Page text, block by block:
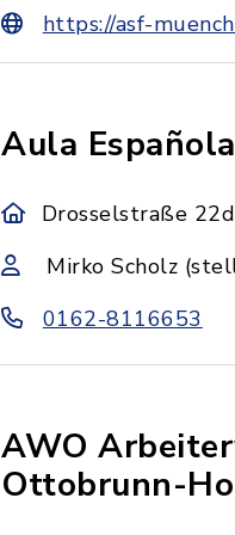
https://asf-
Aula
Drosselstraße
Mirko Scholz
0162-8116653
AWO
Ottobrunn-